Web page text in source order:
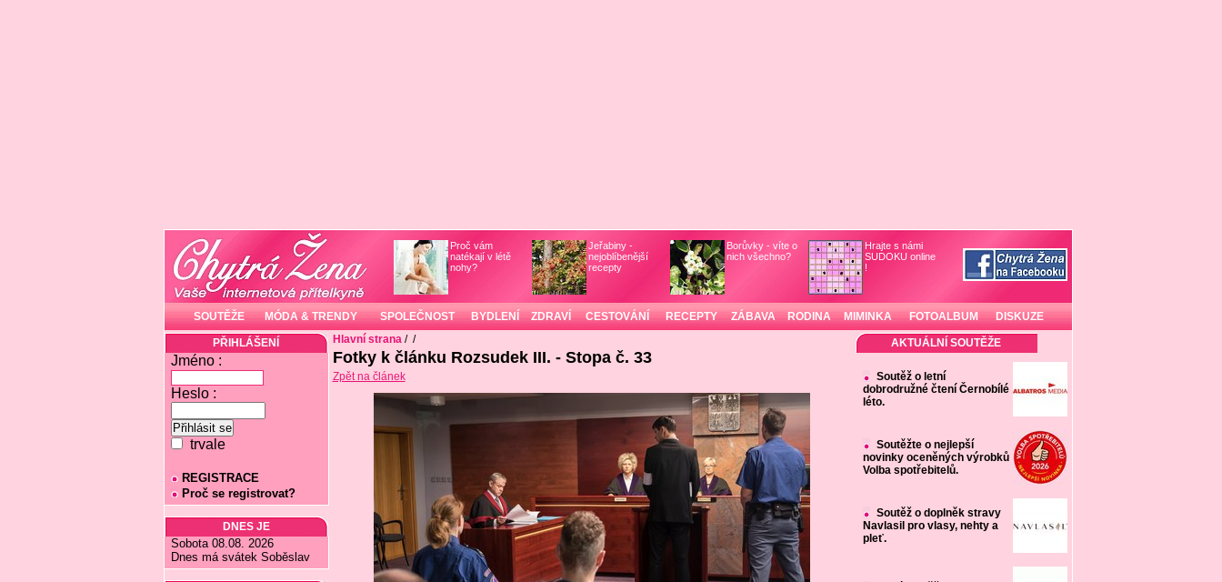
Proč vám
natékají v létě
nohy?
Jeřabiny -
nejoblíbenější
recepty
Borůvky - víte o
nich všechno?
Hrajte s námi
SUDOKU online
!
SOUTĚŽE MÓDA & TRENDY SPOLEČNOST BYDLENÍ ZDRAVÍ CESTOVÁNÍ RECEPTY ZÁBAVA RODINA MIMINKA FOTOALBUM DISKUZE
PŘIHLÁŠENÍ
Jméno :
Heslo :
trvale
REGISTRACE
Proč se registrovat?
DNES JE
Sobota 08.08. 2026
Dnes má svátek Soběslav
Hlavní strana/ /
Fotky k článku Rozsudek III. - Stopa č. 33
Zpět na článek
AKTUÁLNÍ SOUTĚŽE
Soutěž o letní
dobrodružné čtení Černobílé
léto.
Soutěžte o nejlepší
novinky oceněných výrobků
Volba spotřebitelů.
Soutěž o doplněk stravy
Navlasil pro vlasy, nehty a
pleť.